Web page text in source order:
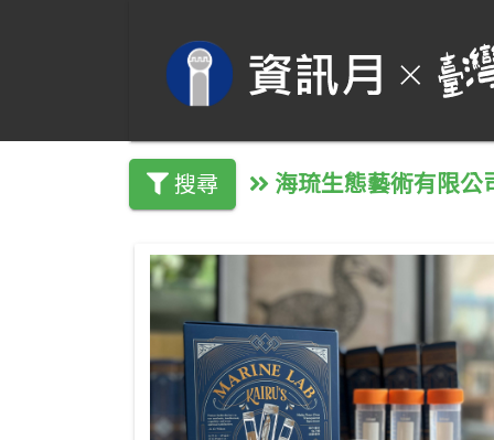
搜尋 海琉生態藝術有限公